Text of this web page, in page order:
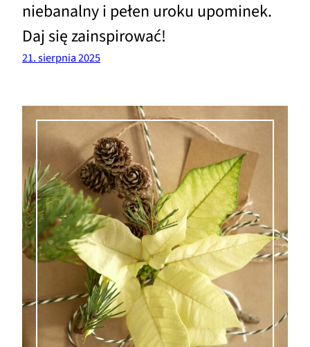
niebanalny i pełen uroku upominek.
Daj się zainspirować!
21. sierpnia 2025